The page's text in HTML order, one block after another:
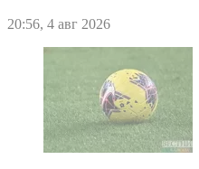
20:56, 4 авг 2026